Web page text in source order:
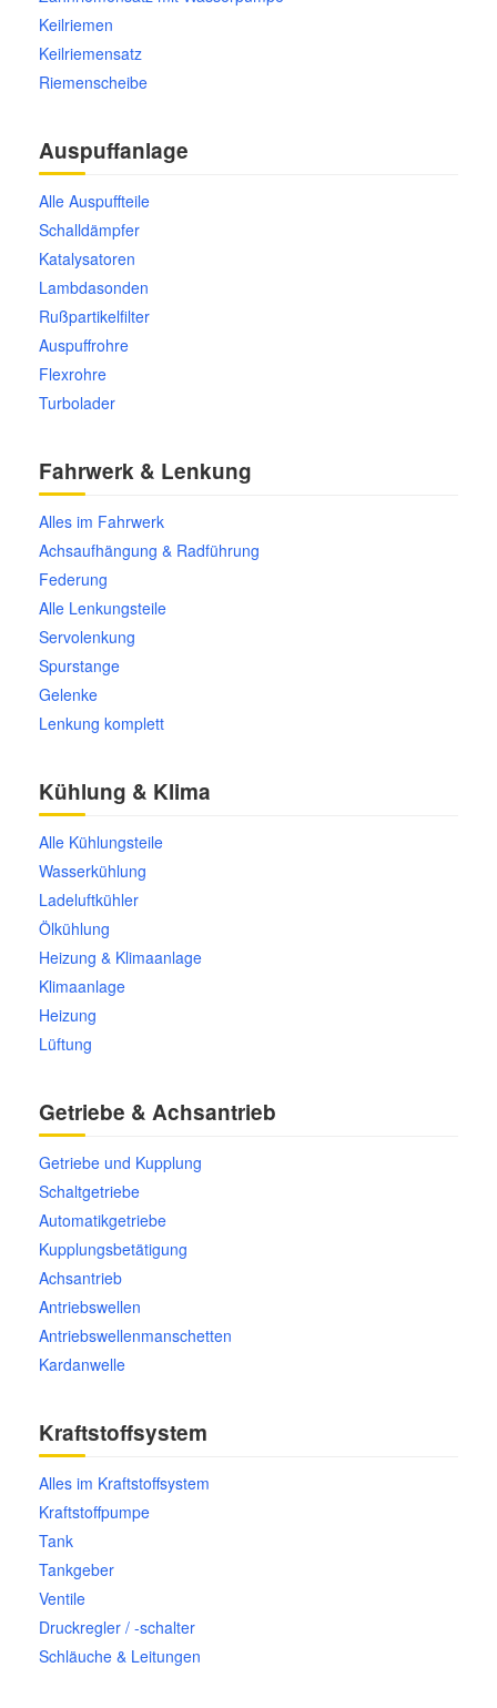
Keilriemen
Keilriemensatz
Riemenscheibe
Auspuffanlage
Alle Auspuffteile
Schalldämpfer
Katalysatoren
Lambdasonden
Rußpartikelfilter
Auspuffrohre
Flexrohre
Turbolader
Fahrwerk & Lenkung
Alles im Fahrwerk
Achsaufhängung & Radführung
Federung
Alle Lenkungsteile
Servolenkung
Spurstange
Gelenke
Lenkung komplett
Kühlung & Klima
Alle Kühlungsteile
Wasserkühlung
Ladeluftkühler
Ölkühlung
Heizung & Klimaanlage
Klimaanlage
Heizung
Lüftung
Getriebe & Achsantrieb
Getriebe und Kupplung
Schaltgetriebe
Automatikgetriebe
Kupplungsbetätigung
Achsantrieb
Antriebswellen
Antriebswellenmanschetten
Kardanwelle
Kraftstoffsystem
Alles im Kraftstoffsystem
Kraftstoffpumpe
Tank
Tankgeber
Ventile
Druckregler / -schalter
Schläuche & Leitungen